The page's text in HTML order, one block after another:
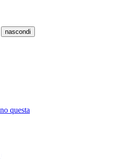
nascondi
questa